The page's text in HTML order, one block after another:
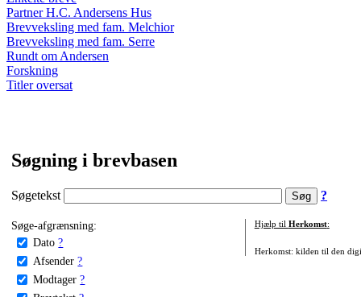
Partner H.C. Andersens Hus
Brevveksling med fam. Melchior
Brevveksling med fam. Serre
Rundt om Andersen
Forskning
Titler oversat
Søgning i brevbasen
Søgetekst ?
Søge-afgrænsning:
Dato ?
Afsender ?
Modtager ?
Hjælp til Herkomst:
Herkomst: kilden til den